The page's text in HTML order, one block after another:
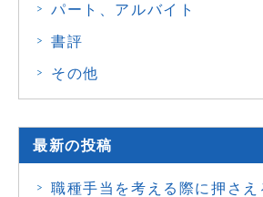
パート、アルバイト
書評
その他
最新の投稿
職種手当を考える際に押さえ